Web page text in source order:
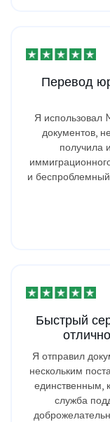
Перевод
Я использовал
документов,
получила
и
Быстрый
Я отправил
нескольким
единственным,
служба